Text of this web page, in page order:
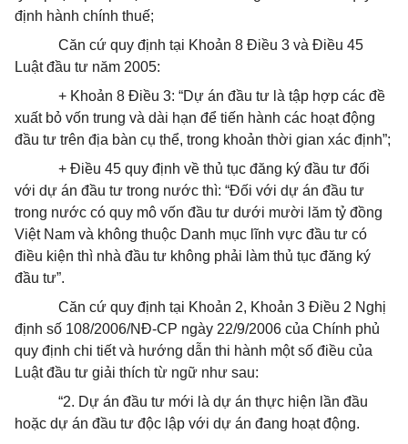
định hành chính thuế;
Căn cứ quy định tại Khoản 8 Điều 3 và Điều 45
Luật đầu tư năm 2005:
+ Khoản 8 Điều 3: “Dự án đầu tư là tập hợp các đề
xuất bỏ vốn trung và dài hạn để tiến hành các hoạt động
đầu tư trên địa bàn cụ thể, trong khoản thời gian xác định”;
+ Điều 45 quy định về thủ tục đăng ký đầu tư đối
với dự án đầu tư trong nước thì: “Đối với dự án đầu tư
trong nước có quy mô vốn đầu tư dưới mười lăm tỷ đồng
Việt Nam và không thuộc Danh mục lĩnh vực đầu tư có
điều kiện thì nhà đầu tư không phải làm thủ tục đăng ký
đầu tư”.
Căn cứ quy định tại Khoản 2, Khoản 3 Điều 2 Nghị
định số 108/2006/NĐ-CP ngày 22/9/2006 của Chính phủ
quy định chi tiết và hướng dẫn thi hành một số điều của
Luật đầu tư giải thích từ ngữ như sau:
“2. Dự án đầu tư mới là dự án thực hiện lần đầu
hoặc dự án đầu tư độc lập với dự án đang hoạt động.